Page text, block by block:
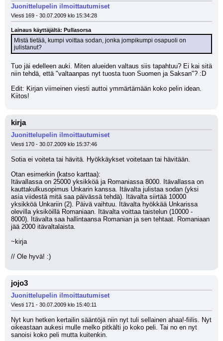
Juonittelupelin ilmoittautumiset
Viesti 169 - 30.07.2009 klo 15:34:28
Lainaus käyttäjältä: Pullasorsa
Mistä tietää, kumpi voittaa sodan, jonka jompikumpi osapuoli on
julistanut?
Tuo jäi edelleen auki. Miten alueiden valtaus siis tapahtuu? Ei kai sitä
niin tehdä, että "valtaanpas nyt tuosta tuon Suomen ja Saksan"? :D
Edit: Kirjan viimeinen viesti auttoi ymmärtämään koko pelin idean.
Kiitos!
kirja
Juonittelupelin ilmoittautumiset
Viesti 170 - 30.07.2009 klo 15:37:46
Sotia ei voiteta tai hävitä. Hyökkäykset voitetaan tai hävitään.
Otan esimerkin (katso karttaa):
Itävallassa on 25000 yksikköä ja Romaniassa 8000. Itävallassa on
kauttakulkusopimus Unkarin kanssa. Itävalta julistaa sodan (yksi
asia viidestä mitä saa päivässä tehdä). Itävalta siirtää 10000
yksikköä Unkariin (2). Päivä vaihtuu. Itävalta hyökkää Unkarissa
olevilla yksiköillä Romaniaan. Itävalta voittaa taistelun (10000 -
8000). Itävalta saa hallintaansa Romanian ja sen tehtaat. Romaniaan
jää 2000 itävaltalaista.
~kirja
// Ole hyvä! :)
jojo3
Juonittelupelin ilmoittautumiset
Viesti 171 - 30.07.2009 klo 15:40:11
Nyt kun hetken kertailin sääntöjä niin nyt tuli sellainen ahaa!-fiilis. Nyt
oikeastaan aukesi mulle melko pitkälti jo koko peli. Tai no en nyt
sanoisi koko peli mutta kuitenkin.